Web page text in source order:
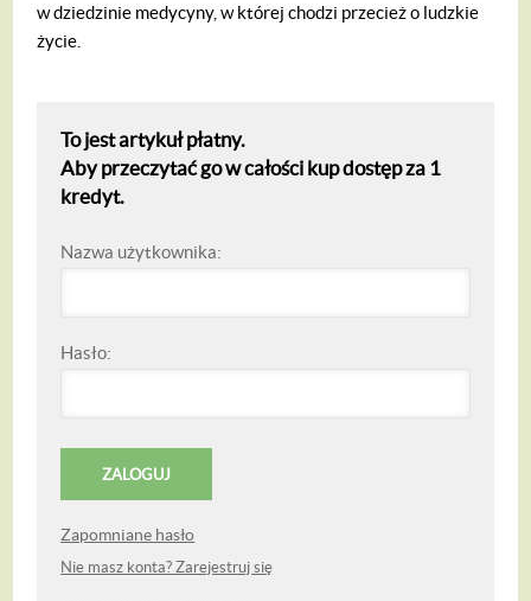
w dziedzinie medycyny, w której chodzi przecież o ludzkie
życie.
To jest artykuł płatny.
Aby przeczytać go w całości kup dostęp za 1
kredyt.
Nazwa użytkownika:
Hasło:
Zapomniane hasło
Nie masz konta? Zarejestruj się